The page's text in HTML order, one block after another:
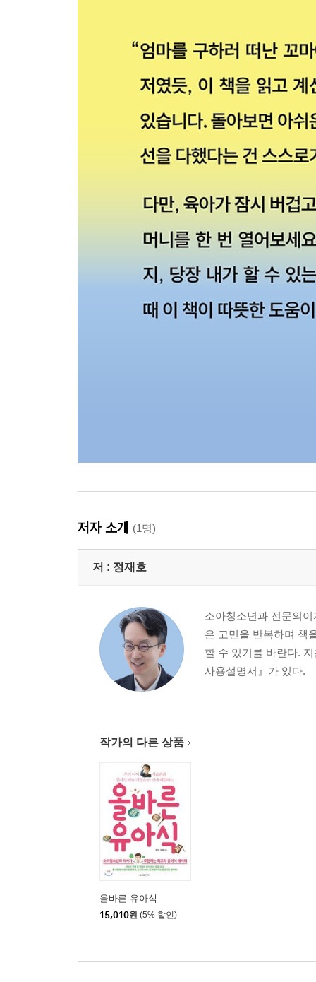
저자 소개 (1명)
저 : 정재호
소아청소년과 전문의
은 고민을 반복하며 책
할 수 있기를 바란다.
사용설명서』가 있다.
작가의 다른 상품
올바른 유아식
15,010원 (5% 할인)